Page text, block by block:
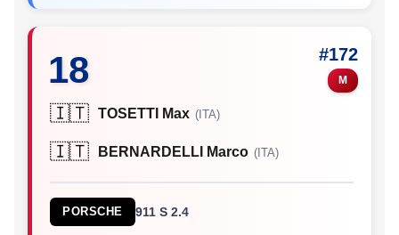
18 #172
M
🇮🇹 TOSETTI Max (ITA)
🇮🇹 BERNARDELLI Marco (ITA)
PORSCHE 911 S 2.4